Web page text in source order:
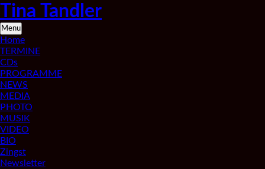
Skip
to
content
Tina Tandler
Saxophonistin
aus
Berlin
Menu
Home
TERMINE
CDs
PROGRAMME
NEWS
MEDIA
PHOTO
MUSIK
VIDEO
BIO
Zingst
Newsletter